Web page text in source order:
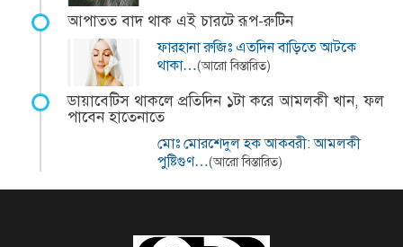
আপাতত বাদ থাক এই চারটে রূপ-রুটিন
ফারহানা রুজিঃ এতদিন বাড়িতে আটকে
থাকা…(আরো বিস্তারিত)
ডায়াবেটিস থাকলে প্রতিদিন ১টা করে আমলকী খান, ফল
পাবেন হাতেনাতে
মোঃ মোরশেদুল হক আকবরী: আমলকী
পুষ্টিগুণ…(আরো বিস্তারিত)